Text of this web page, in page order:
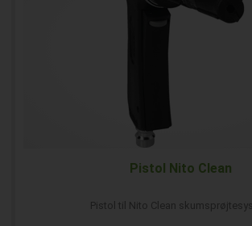
Pistol Nito Clean
Pistol til Nito Clean